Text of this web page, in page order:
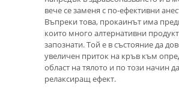
вече се заменя с по-ефективни
Въпреки това, прокаинът има
които много алтернативни
запознати. Той е в състояние да
увеличен приток на кръв към
област на тялото и по този начин
релаксиращ ефект.